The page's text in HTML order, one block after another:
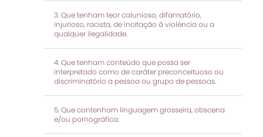
Que tenham teor calunioso, difamatório,
injurioso, racista, de incitação à violência ou a
qualquer ilegalidade.
Que tenham conteúdo que possa ser
interpretado como de caráter preconceituoso ou
discriminatório a pessoa ou grupo de pessoas.
Que contenham linguagem grosseira, obscena
e/ou pornográfica.